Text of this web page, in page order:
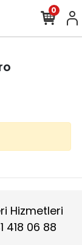
0
Hizmetleri
418 06 88